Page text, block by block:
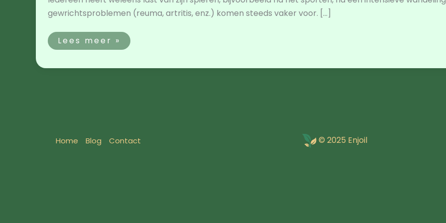
gewrichtsproblemen (reuma, artritis, enz.) komen steeds vaker voor. […]
Lees meer »
Home Blog Contact © 2025 Enjoil